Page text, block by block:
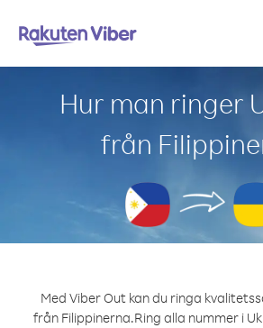
Hur man ringer
från
Med Viber Out kan du ringa
från Filippinerna.Ring alla nummer i